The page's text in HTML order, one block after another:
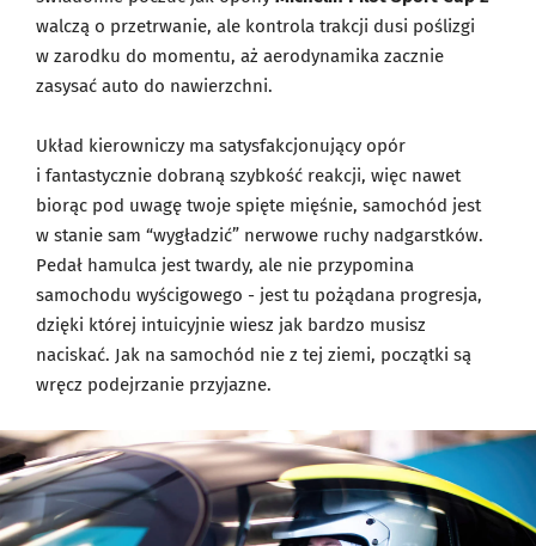
walczą o przetrwanie, ale kontrola trakcji dusi poślizgi
w zarodku do momentu, aż aerodynamika zacznie
zasysać auto do nawierzchni.
Układ kierowniczy ma satysfakcjonujący opór
i fantastycznie dobraną szybkość reakcji, więc nawet
biorąc pod uwagę twoje spięte mięśnie, samochód jest
w stanie sam “wygładzić” nerwowe ruchy nadgarstków.
Pedał hamulca jest twardy, ale nie przypomina
samochodu wyścigowego - jest tu pożądana progresja,
dzięki której intuicyjnie wiesz jak bardzo musisz
naciskać. Jak na samochód nie z tej ziemi, początki są
wręcz podejrzanie przyjazne.